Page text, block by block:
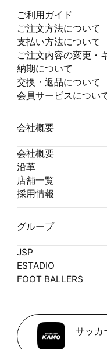
ご利用ガイド
ご注文方法について
支払い方法について
ご注文内容の変更・
納期について
交換・返品について
会員サービスについ
会社概要
会社概要
沿革
店舗一覧
採用情報
グループ
JSP
ESTADIO
FOOT BALLERS
サッカ